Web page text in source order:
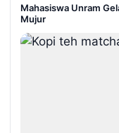
Mahasiswa Unram
Mujur